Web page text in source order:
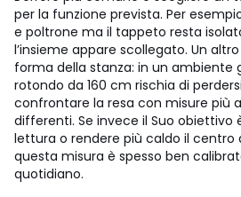
per la funzione prevista. Per
e poltrone ma il tappeto resta
l’insieme appare scollegato. Un
forma della stanza: in un ambiente
rotondo da 160 cm rischia di
confrontare la resa con misure più
differenti. Se invece il Suo obiettivo
lettura o rendere più caldo il
questa misura è spesso ben
quotidiano.